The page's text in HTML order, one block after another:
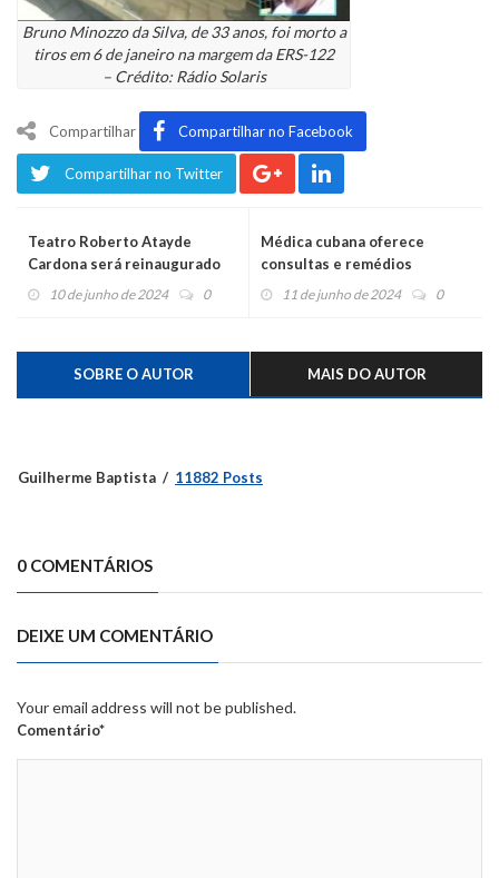
Bruno Minozzo da Silva, de 33 anos, foi morto a
tiros em 6 de janeiro na margem da ERS-122
– Crédito: Rádio Solaris
Compartilhar Compartilhar no Facebook
Compartilhar no Twitter
Teatro Roberto Atayde
Cardona será reinaugurado
dia 21 com show do grupo Os
Fagundes
10 de junho de 2024 0
Médica cubana oferece
consultas e remédios
gratuitos em tendas nos
bairros de São Sebastião do
11 de junho de 2024 0
SOBRE O AUTOR MAIS DO AUTOR
Guilherme Baptista 11882 Posts
0 COMENTÁRIOS
DEIXE UM COMENTÁRIO
Your email address will not be published.
Comentário*